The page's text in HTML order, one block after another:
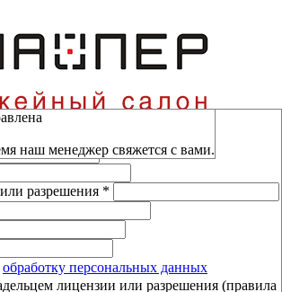
разрешения *
обработку персональных данных
лицензии или разрешения (правила
наш менеджер свяжется с вами.